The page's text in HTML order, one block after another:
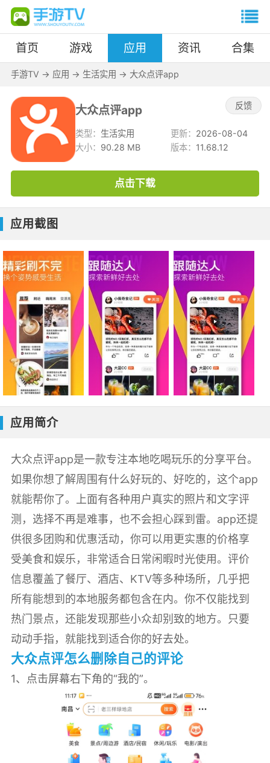
首页 游戏 应用 资讯 合集
手游TV -> 应用 -> 生活实用 -> 大众点评app
大众点评app 反馈
类型： 生活实用 更新： 2026-08-04
大小： 90.28 MB 版本： 11.68.12
点击下载
应用截图
应用简介
大众点评app是一款专注本地吃喝玩乐的分享平台。
如果你想了解周围有什么好玩的、好吃的，这个app
就能帮你了。上面有各种用户真实的照片和文字评
测，选择不再是难事，也不会担心踩到雷。app还提
供很多团购和优惠活动，你可以用更实惠的价格享
受美食和娱乐，非常适合日常闲暇时光使用。评价
信息覆盖了餐厅、酒店、KTV等多种场所，几乎把
所有能想到的本地服务都包含在内。你不仅能找到
热门景点，还能发现那些小众却别致的地方。只要
动动手指，就能找到适合你的好去处。
大众点评怎么删除自己的评论
1、点击屏幕右下角的“我的”。